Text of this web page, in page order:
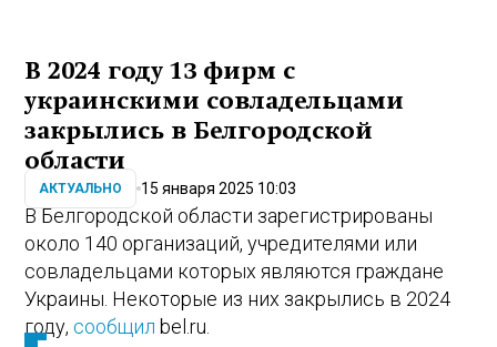
В 2024 году 13 фирм с
украинскими совладельцами
закрылись в Белгородской
области
АКТУАЛЬНО 15 января 2025 10:03
В Белгородской области зарегистрированы
около 140 организаций, учредителями или
совладельцами которых являются граждане
Украины. Некоторые из них закрылись в 2024
году, сообщил bel.ru.